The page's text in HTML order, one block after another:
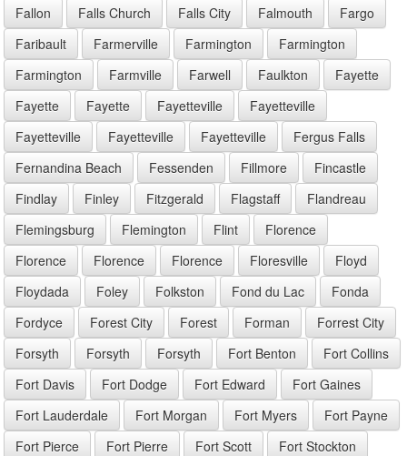
Fallon Falls Church Falls City Falmouth
Fargo
Faribault
Farmerville Farmington
Farmington
Farmington
Farmville Farwell Faulkton
Fayette
Fayette
Fayette Fayetteville
Fayetteville
Fayetteville
Fayetteville Fayetteville
Fergus Falls
Fernandina Beach
Fessenden Fillmore
Fincastle
Findlay
Finley Fitzgerald Flagstaff
Flandreau
Flemingsburg
Flemington Flint
Florence
Florence
Florence Florence Floresville
Floyd
Floydada
Foley Folkston Fond du Lac
Fonda
Fordyce
Forest City Forest Forman
Forrest City
Forsyth
Forsyth Forsyth Fort Benton
Fort Collins
Fort Davis
Fort Dodge Fort Edward
Fort Gaines
Fort Lauderdale
Fort Morgan Fort Myers
Fort Payne
Fort Pierce
Fort Pierre Fort Scott
Fort Stockton